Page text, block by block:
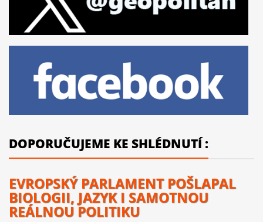
DOPORUČUJEME KE SHLÉDNUTÍ :
EVROPSKÝ PARLAMENT POŠLAPAL
BIOLOGII, JAZYK I SAMOTNOU
REÁLNOU POLITIKU